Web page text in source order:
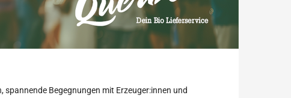
Begegnungen mit Erzeuger:innen und